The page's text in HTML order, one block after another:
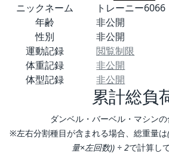
ニックネーム
トレーニー6066
年齢
非公開
性別
非公開
運動記録
閲覧制限
体重記録
非公開
体型記録
非公開
累計総負
ダンベル・バーベル・マシン
※左右分割種目が含まれる場合、総重量は
量×左回数)) ÷ 2で計算し